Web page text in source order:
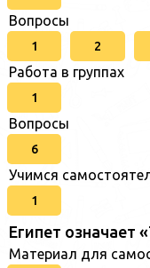
Вопросы
1 2
Работа в группах
1
Вопросы
6
Учимся
1
Египет означает
Материал для